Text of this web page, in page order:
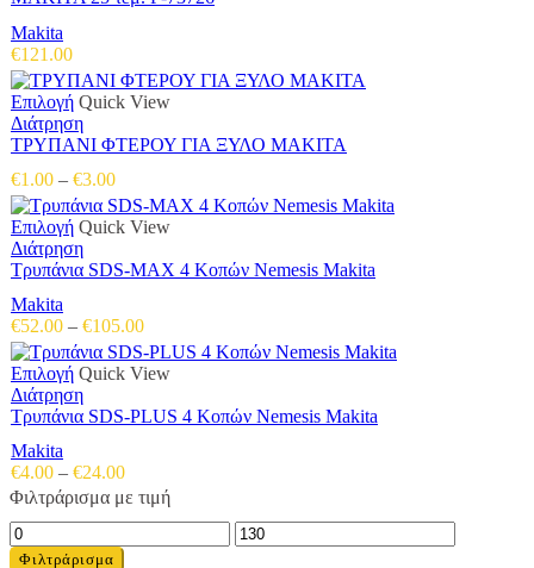
Makita
€121.00
Επιλογή Αυτό
το
προϊόν
πολλαπλές
παραλλαγές.
Οι
επιλογές
μπορούν
επιλεγούν
στη
σελίδα
του
προϊόντος
Quick View
Διάτρηση
ΤΡΥΠΑΝΙ ΦΤΕΡΟΥ ΓΙΑ ΞΥΛΟ MAKITA
€1.00 – €3.00Price
range:
€1.00
€3.00
Επιλογή Αυτό
το
προϊόν
παραλλαγές.
Οι
επιλογές
μπορούν
να
στη
σελίδα
του
προϊόντος
Quick View
Διάτρηση
Τρυπάνια SDS-MAX 4 Κοπών Nemesis Makita
Makita
€52.00 – €105.00Price
range:
€52.00
€105.00
Επιλογή Αυτό
το
προϊόν
παραλλαγές.
Οι
επιλογές
μπορούν
Quick View
Διάτρηση
Τρυπάνια SDS-PLUS 4 Κοπών Nemesis Makita
Makita
€4.00 – €24.00Price
range:
€4.00
Φιλτράρισμα με τιμή
Ελάχιστη
τιμή
Μέγιστη
τιμή
Φιλτράρισμα